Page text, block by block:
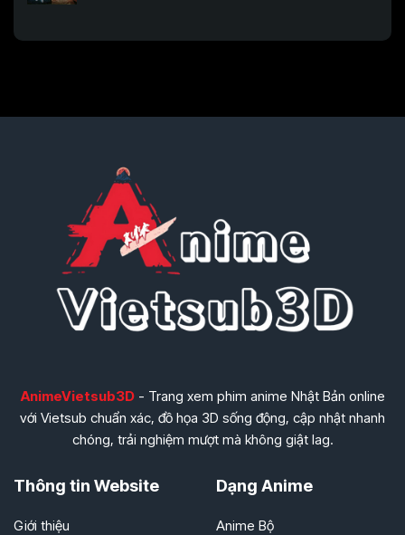
AnimeVietsub3D- Trang xem phim anime Nhật Bản online
với Vietsub chuẩn xác, đồ họa 3D sống động, cập nhật nhanh
chóng, trải nghiệm mượt mà không giật lag.
Thông tin Website
Giới thiệu
Dạng Anime
Anime Bộ